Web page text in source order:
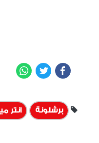
Facebook
Twitter
برشلونة انتر